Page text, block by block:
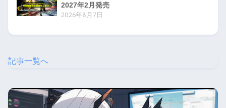
2027年2月発売
2026年8月7日
記事一覧へ